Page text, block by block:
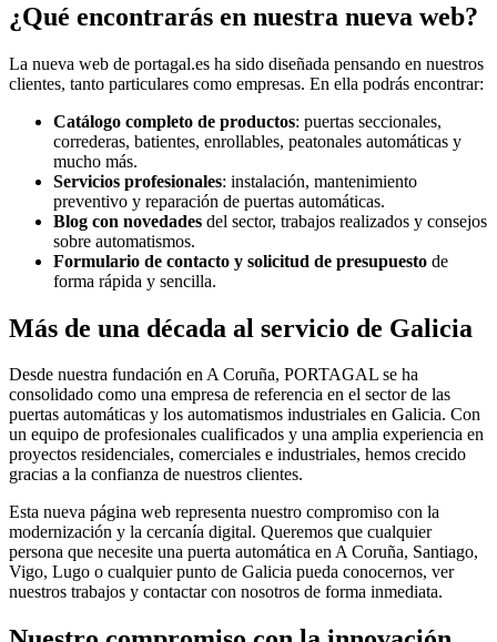
¿Qué encontrarás en nuestra nueva web?
La nueva web de portagal.es ha sido diseñada pensando en nuestros
clientes, tanto particulares como empresas. En ella podrás encontrar:
Catálogo completo de productos: puertas seccionales,
correderas, batientes, enrollables, peatonales automáticas y
mucho más.
Servicios profesionales: instalación, mantenimiento
preventivo y reparación de puertas automáticas.
Blog con novedades del sector, trabajos realizados y consejos
sobre automatismos.
Formulario de contacto y solicitud de presupuesto de
forma rápida y sencilla.
Más de una década al servicio de Galicia
Desde nuestra fundación en A Coruña, PORTAGAL se ha
consolidado como una empresa de referencia en el sector de las
puertas automáticas y los automatismos industriales en Galicia. Con
un equipo de profesionales cualificados y una amplia experiencia en
proyectos residenciales, comerciales e industriales, hemos crecido
gracias a la confianza de nuestros clientes.
Esta nueva página web representa nuestro compromiso con la
modernización y la cercanía digital. Queremos que cualquier
persona que necesite una puerta automática en A Coruña, Santiago,
Vigo, Lugo o cualquier punto de Galicia pueda conocernos, ver
nuestros trabajos y contactar con nosotros de forma inmediata.